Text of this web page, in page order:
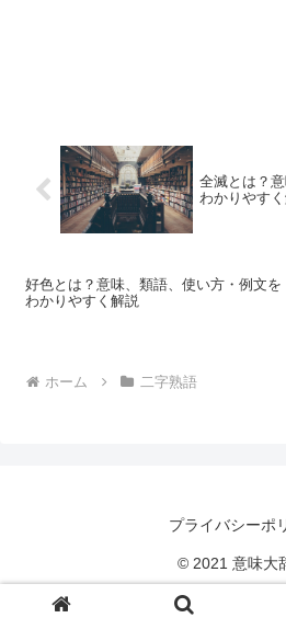
全滅とは？
わかりやす
好色とは？意味、類語、使い方・例文を
わかりやすく解説
ホーム 二字熟語
プライバシーポ
© 2021 意味大